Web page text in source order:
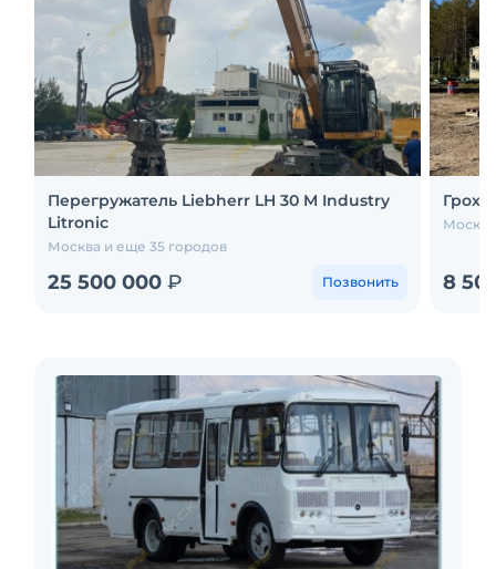
Перегружатель Liebherr LH 30 M Industry
Litronic
Москва и еще 35 городов
25 500 000 ₽ Позвонить 8